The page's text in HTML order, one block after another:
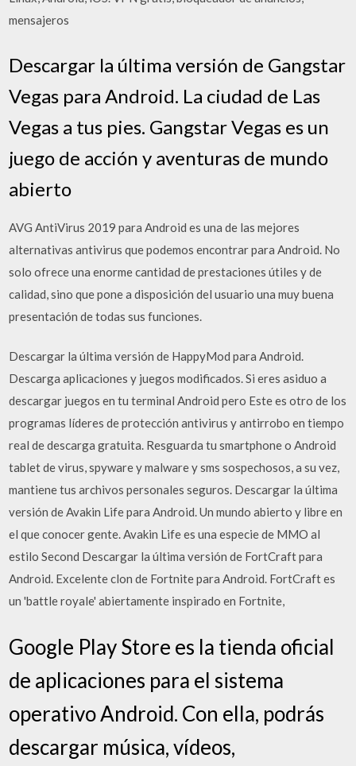
mensajeros
Descargar la última versión de Gangstar
Vegas para Android. La ciudad de Las
Vegas a tus pies. Gangstar Vegas es un
juego de acción y aventuras de mundo
abierto
AVG AntiVirus 2019 para Android es una de las mejores
alternativas antivirus que podemos encontrar para Android. No
solo ofrece una enorme cantidad de prestaciones útiles y de
calidad, sino que pone a disposición del usuario una muy buena
presentación de todas sus funciones.
Descargar la última versión de HappyMod para Android.
Descarga aplicaciones y juegos modificados. Si eres asiduo a
descargar juegos en tu terminal Android pero Este es otro de los
programas líderes de protección antivirus y antirrobo en tiempo
real de descarga gratuita. Resguarda tu smartphone o Android
tablet de virus, spyware y malware y sms sospechosos, a su vez,
mantiene tus archivos personales seguros. Descargar la última
versión de Avakin Life para Android. Un mundo abierto y libre en
el que conocer gente. Avakin Life es una especie de MMO al
estilo Second Descargar la última versión de FortCraft para
Android. Excelente clon de Fortnite para Android. FortCraft es
un 'battle royale' abiertamente inspirado en Fortnite,
Google Play Store es la tienda oficial
de aplicaciones para el sistema
operativo Android. Con ella, podrás
descargar música, vídeos,